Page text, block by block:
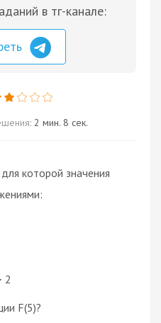
в тг-канале:
2 мин. 8 сек.
которой значения
2
F(5)?